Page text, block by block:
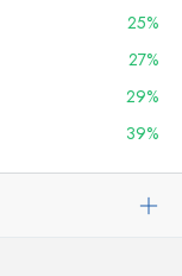
25%
27%
29%
39%